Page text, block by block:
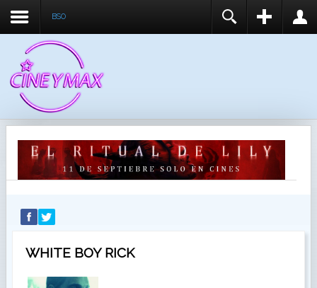
BSO
RECUÉRDEME
IDENTIFICARSE
WHITE BOY RICK